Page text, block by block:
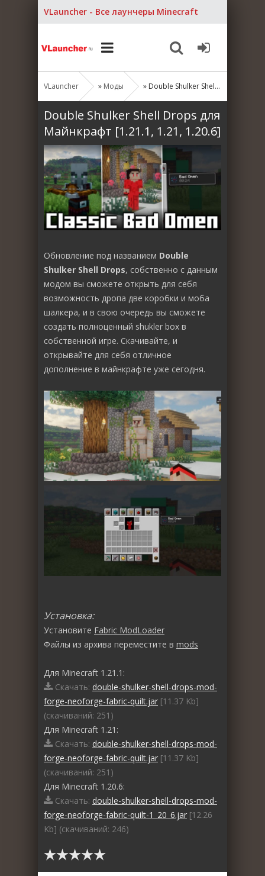
VLauncher - Все лаунчеры Minecraft
VLauncher » Моды » Double Shulker Shell Drops для Майнкрафт [1.21.1, 1.21, 1.20.6]
Double Shulker Shell Drops для
Майнкрафт [1.21.1, 1.21, 1.20.6]
Обновление под названием Double
Shulker Shell Drops, собственно с данным
модом вы сможете открыть для себя
возможность дропа две коробки и моба
шалкера, и в свою очередь вы сможете
создать полноценный shukler box в
собственной игре. Скачивайте, и
открывайте для себя отличное
дополнение в майнкрафте уже сегодня.
Установка:
Установите Fabric ModLoader
Файлы из архива переместите в mods
Для Minecraft 1.21.1:
Скачать: double-shulker-shell-drops-mod-
forge-neoforge-fabric-quilt.jar [11.37 Kb]
(cкачиваний: 251)
Для Minecraft 1.21:
Скачать: double-shulker-shell-drops-mod-
forge-neoforge-fabric-quilt.jar [11.37 Kb]
(cкачиваний: 251)
Для Minecraft 1.20.6:
Скачать: double-shulker-shell-drops-mod-
forge-neoforge-fabric-quilt-1_20_6.jar [12.26
Kb] (cкачиваний: 246)